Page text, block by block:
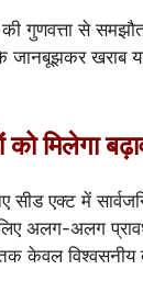
गुणवत्ता से
जानबूझकर खराब
मिलेगा
सीड एक्ट में
अलग-अलग
केवल विश्वसनीय